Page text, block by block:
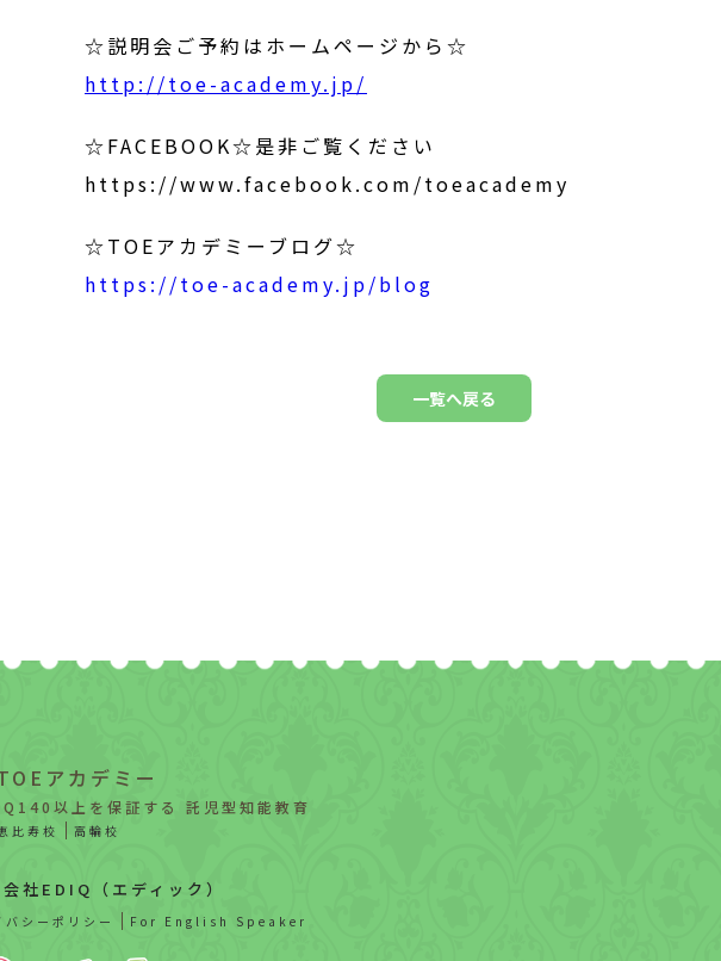
☆説明会ご予約はホームページから☆
http://toe-academy.jp/
☆FACEBOOK☆是非ご覧ください
https://www.facebook.com/toeacademy
☆TOEアカデミーブログ☆
https://toe-academy.jp/blog
一覧へ戻る
アカデミー
以上を保証する 託児型知能教育
比寿校 高輪校
社EDIQ（エディック）
バシーポリシー For English Speaker